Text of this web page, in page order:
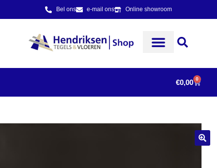
Bel ons e-mail ons Online showroom
€0,00 0